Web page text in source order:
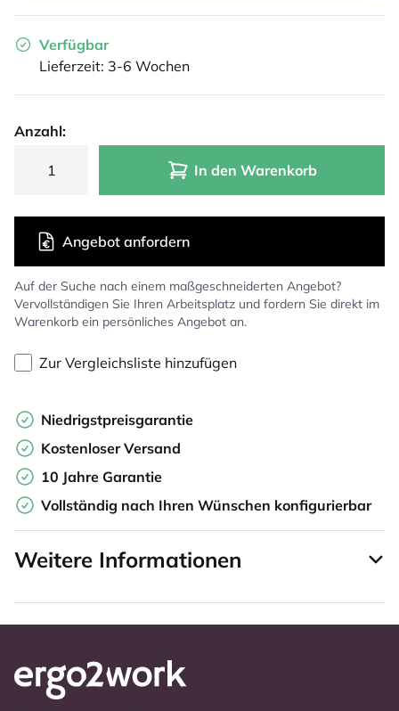
Verfügbar
Lieferzeit: 3-6 Wochen
Anzahl:
In den Warenkorb
Auf der Suche nach einem maßgeschneiderten Angebot?
Vervollständigen Sie Ihren Arbeitsplatz und fordern Sie direkt im
Warenkorb ein persönliches Angebot an.
Angebot anfordern
Zur Vergleichsliste hinzufügen
Niedrigstpreisgarantie
Kostenloser Versand
10 Jahre Garantie
Vollständig nach Ihren Wünschen konfigurierbar
Weitere Informationen